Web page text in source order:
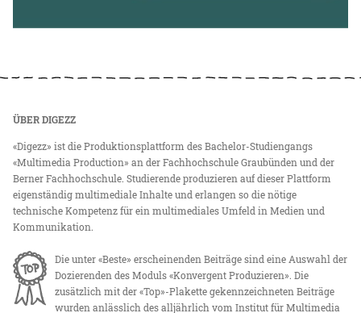
ÜBER DIGEZZ
«Digezz» ist die Produktionsplattform des Bachelor-Studiengangs
«Multimedia Production» an der Fachhochschule Graubünden und der
Berner Fachhochschule. Studierende produzieren auf dieser Plattform
eigenständig multimediale Inhalte und erlangen so die nötige
technische Kompetenz für ein multimediales Umfeld in Medien und
Kommunikation.
Die unter «Beste» erscheinenden Beiträge sind eine Auswahl der
Dozierenden des Moduls «Konvergent Produzieren». Die
zusätzlich mit der «Top»-Plakette gekennzeichneten Beiträge
wurden anlässlich des alljährlich vom Institut für Multimedia